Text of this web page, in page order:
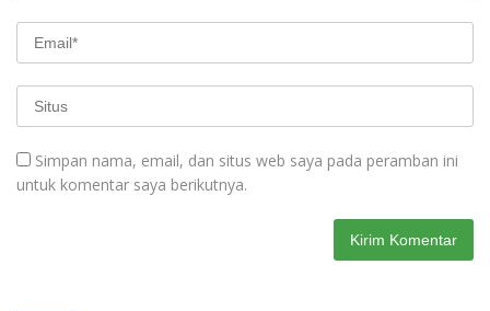
Simpan nama, email, dan situs web saya pada peramban ini
untuk komentar saya berikutnya.